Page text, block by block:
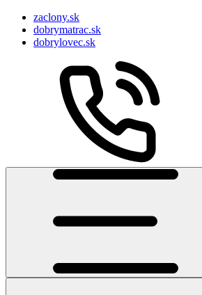
zaclony.sk
dobrymatrac.sk
dobrylovec.sk